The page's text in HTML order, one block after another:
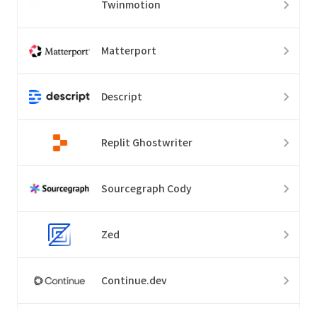
Twinmotion
Matterport
Descript
Replit Ghostwriter
Sourcegraph Cody
Zed
Continue.dev